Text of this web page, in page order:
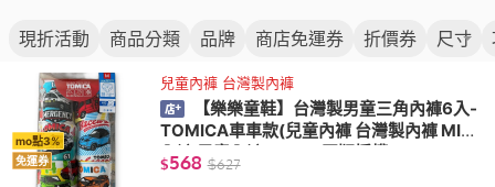
現折活動 商品分類 品牌 商店免運券 折價券 尺寸
mo點3%
免運券
兒童內褲 台灣製內褲
【樂樂童鞋】台灣製男童三角內褲6入-
TOMICA車車款(兒童內褲 台灣製內褲 MIT
內褲 男童內褲 Disney正版授權)
$568 $627